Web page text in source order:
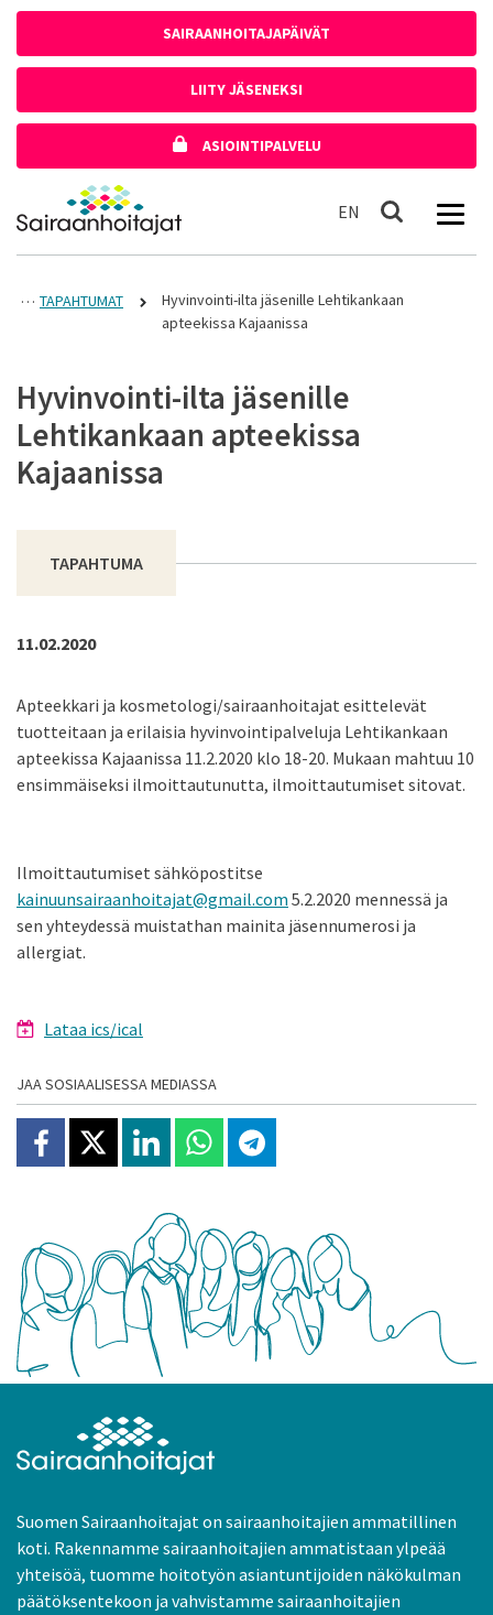
SAIRAANHOITAJAPÄIVÄT
LIITY JÄSENEKSI
ASIOINTIPALVELU
Etusivulle
EN In English
Haku
TAPAHTUMAT
Hyvinvointi-ilta jäsenille Lehtikankaan
apteekissa Kajaanissa
Hyvinvointi-ilta jäsenille
Lehtikankaan apteekissa
Kajaanissa
TAPAHTUMA
11.02.2020
Apteekkari ja kosmetologi/sairaanhoitajat esittelevät
tuotteitaan ja erilaisia hyvinvointipalveluja Lehtikankaan
apteekissa Kajaanissa 11.2.2020 klo 18-20. Mukaan mahtuu 10
ensimmäiseksi ilmoittautunutta, ilmoittautumiset sitovat.
Ilmoittautumiset sähköpostitse
kainuunsairaanhoitajat@gmail.com 5.2.2020 mennessä ja
sen yhteydessä muistathan mainita jäsennumerosi ja
allergiat.
Lataa ics/ical
JAA SOSIAALISESSA MEDIASSA
Jaa Facebookissa
Jaa X:ssäJaa Linkedinissä
Jaa Whatsappissa
Jaa Telegramissa
Suomen Sairaanhoitajat on sairaanhoitajien ammatillinen
koti. Rakennamme sairaanhoitajien ammatistaan ylpeää
yhteisöä, tuomme hoitotyön asiantuntijoiden näkökulman
päätöksentekoon ja vahvistamme sairaanhoitajien